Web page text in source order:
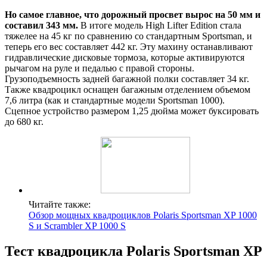
Но самое главное, что дорожный просвет вырос на 50 мм и
составил 343 мм. В итоге модель High Lifter Edition стала
тяжелее на 45 кг по сравнению со стандартным Sportsman, и
теперь его вес составляет 442 кг. Эту махину останавливают
гидравлические дисковые тормоза, которые активируются
рычагом на руле и педалью с правой стороны.
Грузоподъемность задней багажной полки составляет 34 кг.
Также квадроцикл оснащен багажным отделением объемом
7,6 литра (как и стандартные модели Sportsman 1000).
Сцепное устройство размером 1,25 дюйма может буксировать
до 680 кг.
Читайте также:
Обзор мощных квадроциклов Polaris Sportsman XP 1000
S и Scrambler XP 1000 S
Тест квадроцикла Polaris Sportsman XP